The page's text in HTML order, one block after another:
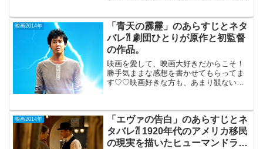
映画2014年
「青天の霹靂」のあらすじとネタ
バレ⁈ 劇団ひとりが原作と初監督
の作品。
映画を愛して、映画大好きだからこそ！
勝手気ままな感想を書かせてもらってま
す♡♡映画好きな方も、あまり観ない方
が、原作と初監督の作品。売れないマジ
シャン...
映画2014年
「エヴァの告白」のあらすじとネ
タバレ⁈ 1920年代のアメリカ移民
の現実を描いたヒューマンドラ